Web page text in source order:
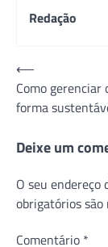
Redação
Navegação
de
Post
⟵
Como gerenciar
forma
Deixe um
O seu endereço
obrigatórios são
Comentário *